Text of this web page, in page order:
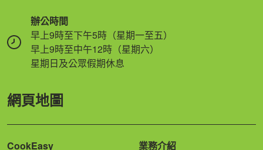
辦公時間
早上9時至下午5時（星期一至五）
早上9時至中午12時（星期六）
星期日及公眾假期休息
網頁地圖
CookEasy 業務介紹